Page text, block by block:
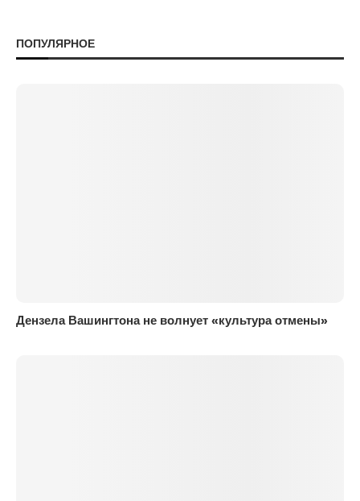
ПОПУЛЯРНОЕ
Дензела Вашингтона не волнует «культура отмены»